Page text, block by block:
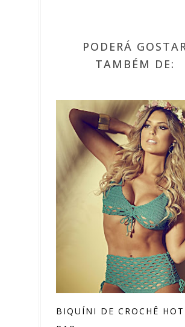
PODERÁ
TAMBÉM DE:
BIQUÍNI DE CROCHÊ HOT